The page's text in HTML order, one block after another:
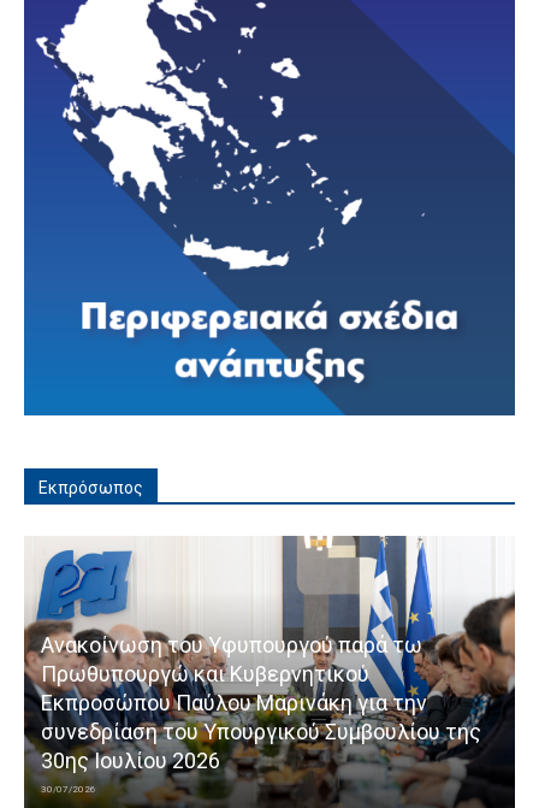
Εκπρόσωπος
Ανακοίνωση του Υφυπουργού παρά τω
Πρωθυπουργώ και Κυβερνητικού
Εκπροσώπου Παύλου Μαρινάκη για την
συνεδρίαση του Υπουργικού Συμβουλίου της
30ης Ιουλίου 2026
30/07/2026